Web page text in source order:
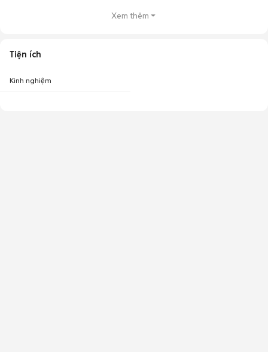
Xem thêm
Tiện ích
Kinh nghiệm